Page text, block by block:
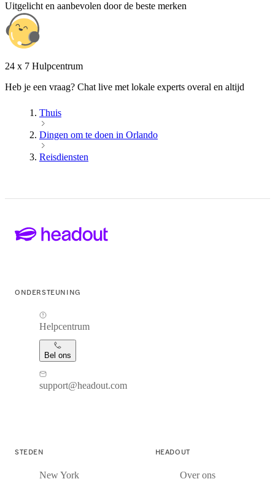
Uitgelicht en aanbevolen door de beste merken
24 x 7 Hulpcentrum
Heb je een vraag? Chat live met lokale experts overal en altijd
Thuis
Dingen om te doen in Orlando
Reisdiensten
ONDERSTEUNING
Helpcentrum
Bel ons
support@headout.com
STEDEN
New York
HEADOUT
Over ons